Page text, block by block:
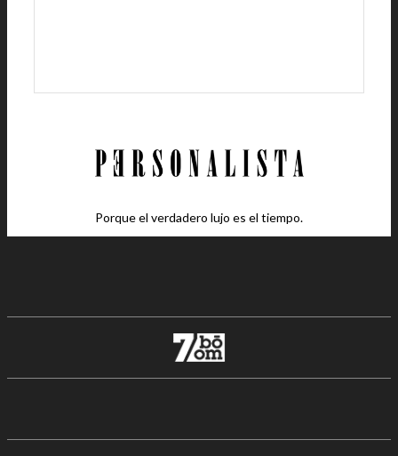
Porque el verdadero lujo es el tiempo.